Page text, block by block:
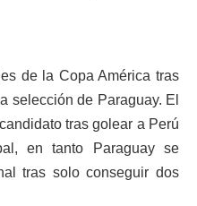
de la Copa América tras
selección de Paraguay. El
tras golear a Perú
en tanto Paraguay se
tras solo conseguir dos